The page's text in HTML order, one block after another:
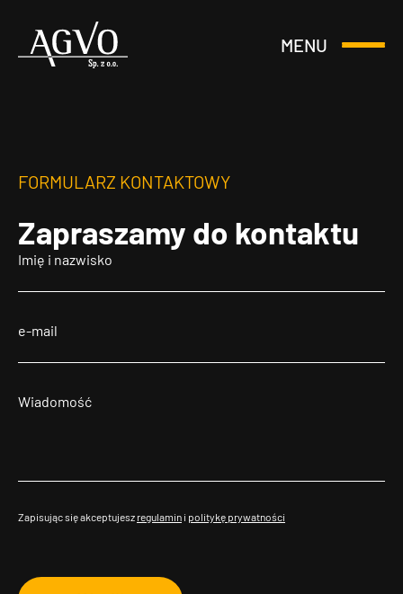
Header
MENU
Otwórz
FORMULARZ KONTAKTOWY
Zapraszamy do kontaktu
Zapisując się akceptujesz regulamin i politykę prywatności